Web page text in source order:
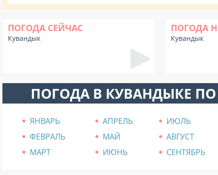
ПОГОДА СЕЙЧАС
Кувандык
ПОГОДА
Кувандык
ПОГОДА В КУВАНДЫКЕ
ЯНВАРЬ АПРЕЛЬ
ИЮЛЬ
ФЕВРАЛЬ
МАЙ
АВГУСТ
МАРТ
ИЮНЬ СЕНТЯБРЬ